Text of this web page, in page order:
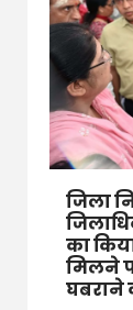
जिला
का
मिलने
घबराने